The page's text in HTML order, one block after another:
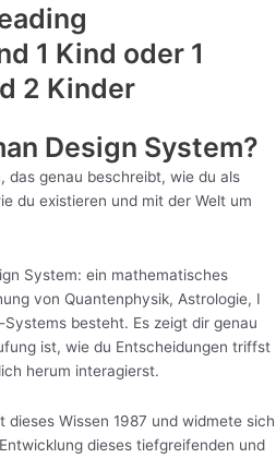
1 Kind oder 1
2 Kinder
Design System?
das genau beschreibt, wie du als
du existieren und mit der Welt um
System: ein mathematisches
von Quantenphysik, Astrologie, I
besteht. Es zeigt dir genau
ist, wie du Entscheidungen triffst
herum interagierst.
dieses Wissen 1987 und widmete sich
dieses tiefgreifenden und